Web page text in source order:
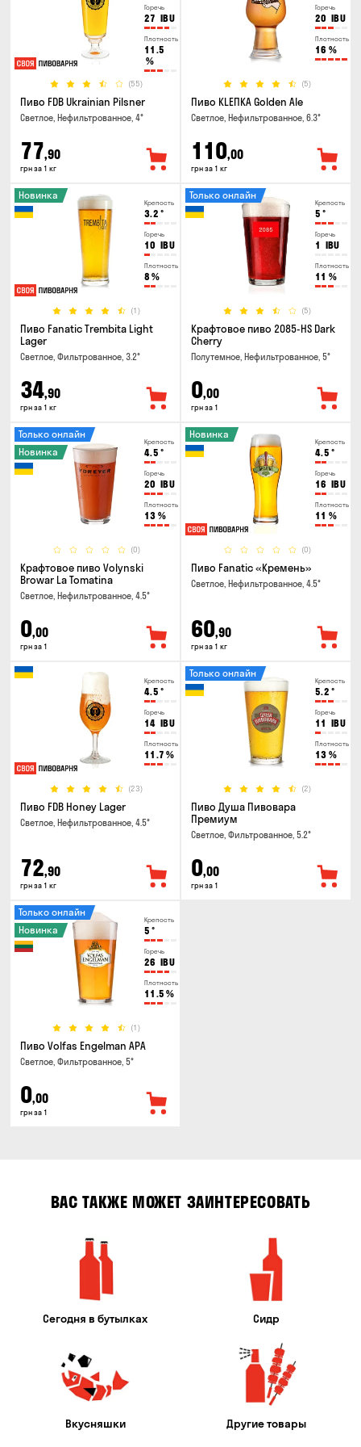
Горечь
27 IBU
Плотность
11.5
%
(55)
Пиво FDB Ukrainian Pilsner
Светлое, Нефильтрованное, 4°
77,90
грн за 1 кг
Горечь
20 IBU
Плотность
16 %
(5)
Пиво KLEПКА Golden Ale
Светлое, Нефильтрованное, 6.3°
110,00
грн за 1 кг
Крепость
3.2 °
Горечь
10 IBU
Плотность
8 %
(1)
Новинка
Пиво Fanatic Trembita Light
Lager
Светлое, Фильтрованное, 3.2°
34,90
грн за 1 кг
Крепость
5 °
Горечь
1 IBU
Плотность
11 %
(5)
Только онлайн
Крафтовое пиво 2085-HS Dark
Cherry
Полутемное, Нефильтрованное, 5°
0,00
грн за 1
Крепость
4.5 °
Горечь
20 IBU
Плотность
13 %
(0)
Только онлайн
Новинка
Крафтовое пиво Volynski
Browar La Tomatina
Светлое, Нефильтрованное, 4.5°
0,00
грн за 1
Крепость
4.5 °
Горечь
16 IBU
Плотность
11 %
(0)
Новинка
Пиво Fanatic «Кремень»
Светлое, Нефильтрованное, 4.5°
60,90
грн за 1 кг
Крепость
4.5 °
Горечь
14 IBU
Плотность
11.7 %
(23)
Пиво FDB Honey Lager
Светлое, Нефильтрованное, 4.5°
72,90
грн за 1 кг
Крепость
5.2 °
Горечь
11 IBU
Плотность
13 %
(2)
Только онлайн
Пиво Душа Пивовара
Премиум
Светлое, Фильтрованное, 5.2°
0,00
грн за 1
Крепость
5 °
Горечь
26 IBU
Плотность
11.5 %
(1)
Только онлайн
Новинка
Пиво Volfas Engelman APA
Светлое, Фильтрованное, 5°
0,00
грн за 1
ВАС ТАКЖЕ МОЖЕТ ЗАИНТЕРЕСОВАТЬ
Сегодня в бутылках Сидр
Вкусняшки Другие товары